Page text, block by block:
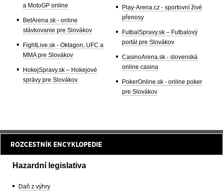
a MotoGP online
BetArena.sk - online
stávkovanie pre Slovákov
FightLive.sk - Oktagon, UFC a
MMA pre Slovákov
HokejSpravy.sk – Hokejové
správy pre Slovákov
Play-Arena.cz - sportovní živé
přenosy
FutbalSpravy.sk – Futbalový
portál pre Slovákov
CasinoArena.sk - slovenská
online casina
PokerOnline.sk - online poker
pre Slovákov
ROZCESTNÍK ENCYKLOPEDIE
Hazardní legislativa
Daň z výhry